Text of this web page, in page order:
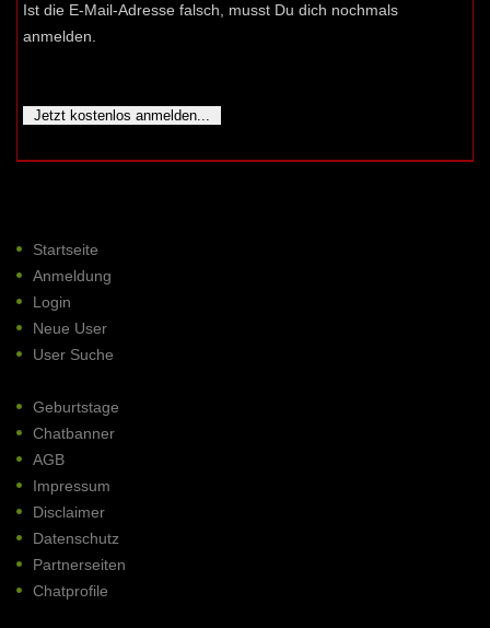
Ist die E-Mail-Adresse falsch, musst Du dich nochmals
anmelden.
Startseite
Anmeldung
Login
Neue User
User Suche
Geburtstage
Chatbanner
AGB
Impressum
Disclaimer
Datenschutz
Partnerseiten
Chatprofile